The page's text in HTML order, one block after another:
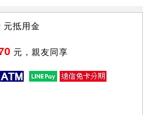
元抵用金
元，親友同享